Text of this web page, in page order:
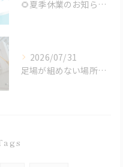
🌻夏季休業のお知らせ🌻
2026/07/31
足場が組めない場所でも施工可能！ロープアクセス工法の特徴と対応できる工事